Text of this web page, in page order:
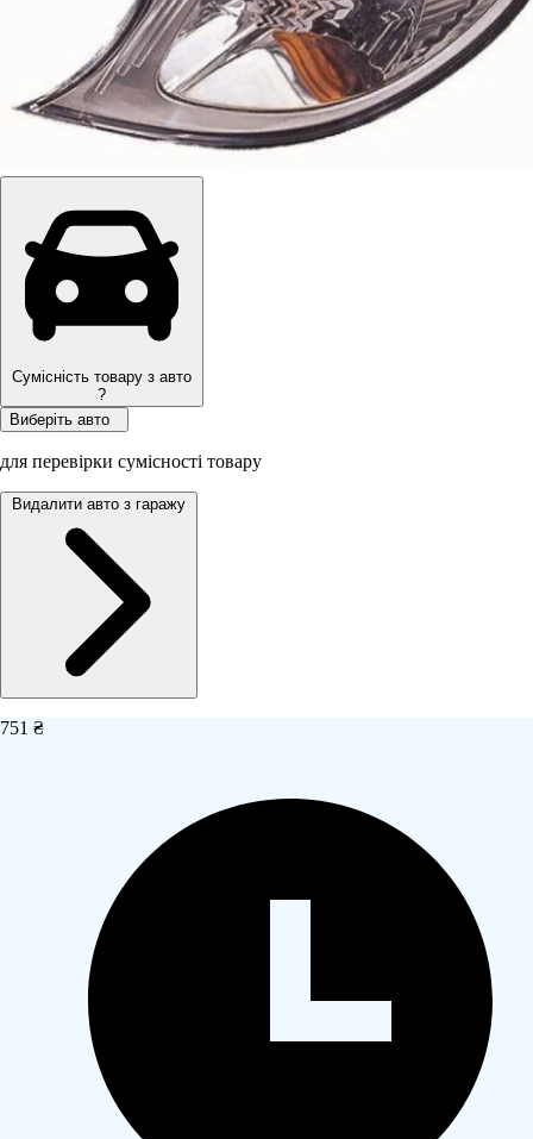
Сумісність товару з авто
?
Виберіть авто
для перевірки сумісності товару
Видалити авто з гаражу
751 ₴